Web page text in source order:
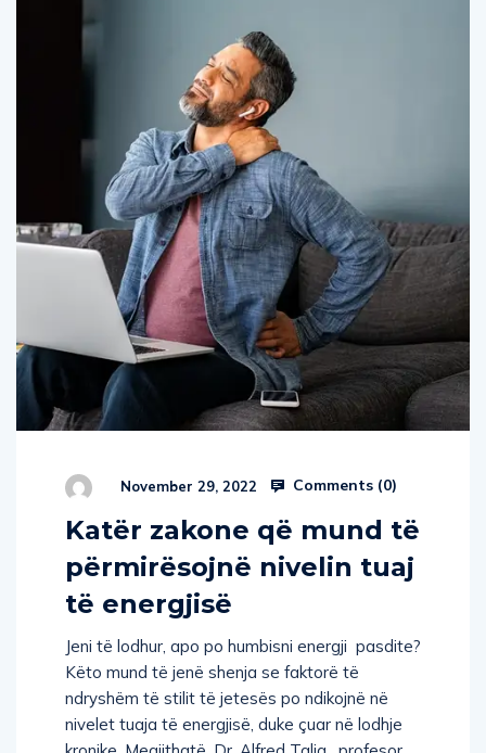
November 29, 2022 Comments (0)
Katër zakone që mund të
përmirësojnë nivelin tuaj
të energjisë
Jeni të lodhur, apo po humbisni energji pasdite?
Këto mund të jenë shenja se faktorë të
ndryshëm të stilit të jetesës po ndikojnë në
nivelet tuaja të energjisë, duke çuar në lodhje